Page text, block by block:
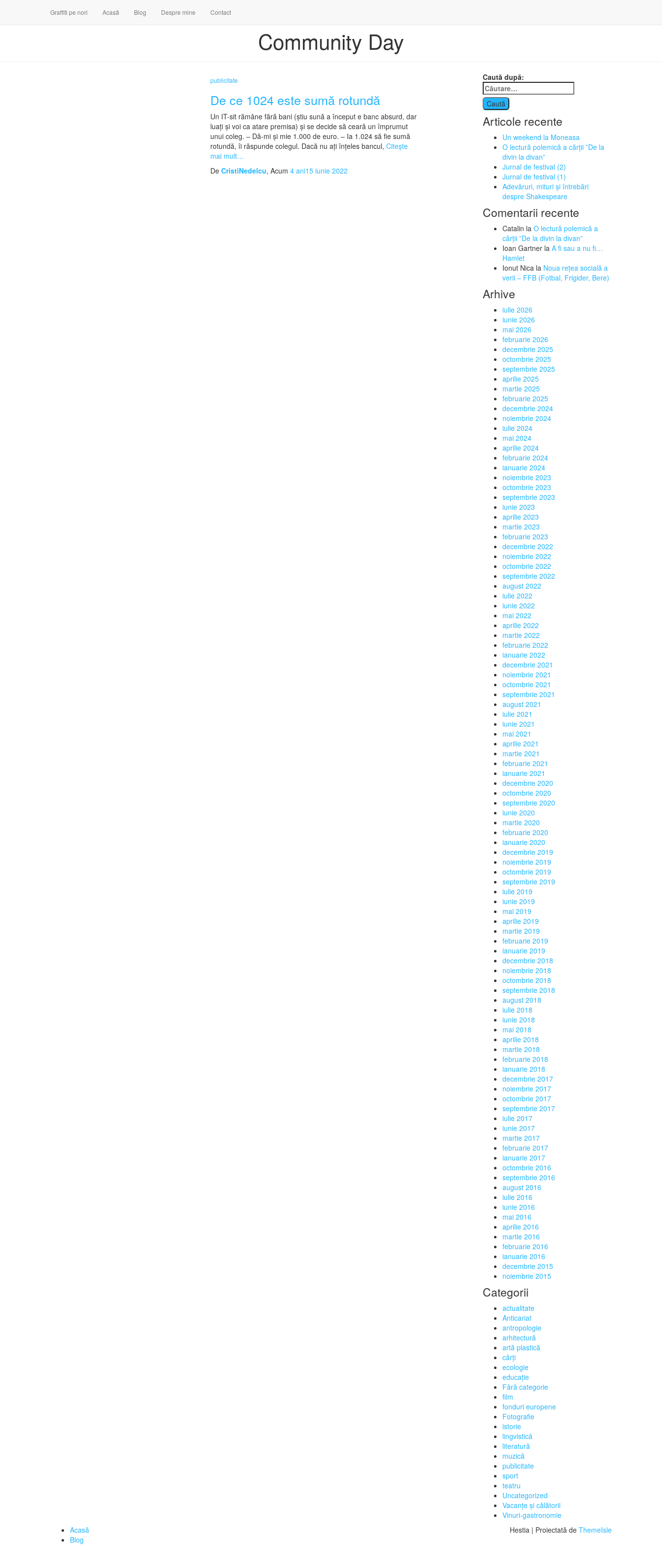
Graffiti pe nori Acasă Blog Despre mine Contact
Community Day
publicitate
De ce 1024 este sumă rotundă
Un IT-sit rămâne fără bani (știu sună a început e banc absurd, dar
luați și voi ca atare premisa) și se decide să ceară un împrumut
unui coleg. – Dă-mi și mie 1.000 de euro. – Ia 1.024 să fie sumă
rotundă, îi răspunde colegul. Dacă nu ați înțeles bancul, Citește
mai mult…
De CristiNedelcu, Acum 4 ani15 iunie 2022
Caută după:
Articole recente
Un weekend la Moneasa
O lectură polemică a cărții ”De la
divin la divan”
Jurnal de festival (2)
Jurnal de festival (1)
Adevăruri, mituri și întrebări
despre Shakespeare
Comentarii recente
Catalin la O lectură polemică a
cărții ”De la divin la divan”
Ioan Gartnerla A fi sau a nu fi…
Hamlet
Ionut Nicala Noua rețea socială a
verii – FFB (Fotbal, Frigider, Bere)
Arhive
iulie 2026
iunie 2026
mai 2026
februarie 2026
decembrie 2025
octombrie 2025
septembrie 2025
aprilie 2025
martie 2025
februarie 2025
decembrie 2024
noiembrie 2024
iulie 2024
mai 2024
aprilie 2024
februarie 2024
ianuarie 2024
noiembrie 2023
octombrie 2023
septembrie 2023
iunie 2023
aprilie 2023
martie 2023
februarie 2023
decembrie 2022
noiembrie 2022
octombrie 2022
septembrie 2022
august 2022
iulie 2022
iunie 2022
mai 2022
aprilie 2022
martie 2022
februarie 2022
ianuarie 2022
decembrie 2021
noiembrie 2021
octombrie 2021
septembrie 2021
august 2021
iulie 2021
iunie 2021
mai 2021
aprilie 2021
martie 2021
februarie 2021
ianuarie 2021
decembrie 2020
octombrie 2020
septembrie 2020
iunie 2020
martie 2020
februarie 2020
ianuarie 2020
decembrie 2019
noiembrie 2019
octombrie 2019
septembrie 2019
iulie 2019
iunie 2019
mai 2019
aprilie 2019
martie 2019
februarie 2019
ianuarie 2019
decembrie 2018
noiembrie 2018
octombrie 2018
septembrie 2018
august 2018
iulie 2018
iunie 2018
mai 2018
aprilie 2018
martie 2018
februarie 2018
ianuarie 2018
decembrie 2017
noiembrie 2017
octombrie 2017
septembrie 2017
iulie 2017
iunie 2017
martie 2017
februarie 2017
ianuarie 2017
octombrie 2016
septembrie 2016
august 2016
iulie 2016
iunie 2016
mai 2016
aprilie 2016
martie 2016
februarie 2016
ianuarie 2016
decembrie 2015
noiembrie 2015
Categorii
actualitate
Anticariat
antropologie
arhitectură
artă plastică
cărți
ecologie
educaţie
Fără categorie
film
fonduri europene
Fotografie
istorie
lingvistică
literatură
muzică
publicitate
sport
teatru
Uncategorized
Vacanţe şi călătorii
Vinuri-gastronomie
Acasă
Blog
Hestia | Proiectată de ThemeIsle